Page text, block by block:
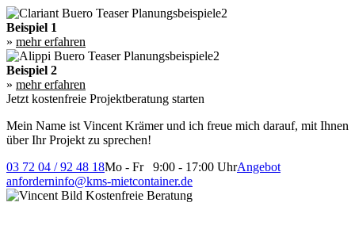
Beispiel 1
» mehr erfahren
Beispiel 2
» mehr erfahren
Jetzt kostenfreie Projektberatung starten
Mein Name ist Vincent Krämer und ich freue mich darauf, mit Ihnen
über Ihr Projekt zu sprechen!
03 72 04 / 92 48 18Mo - Fr 9:00 - 17:00 UhrAngebot
anforderninfo@kms-mietcontainer.de